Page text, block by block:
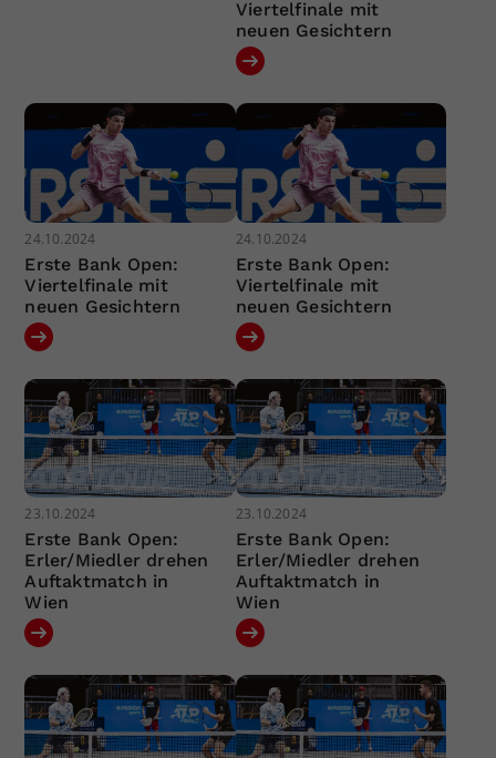
Viertelfinale mit
neuen Gesichtern
24.10.2024
Erste Bank Open:
Viertelfinale mit
neuen Gesichtern
24.10.2024
Erste Bank Open:
Viertelfinale mit
neuen Gesichtern
23.10.2024
Erste Bank Open:
Erler/Miedler drehen
Auftaktmatch in
Wien
23.10.2024
Erste Bank Open:
Erler/Miedler drehen
Auftaktmatch in
Wien